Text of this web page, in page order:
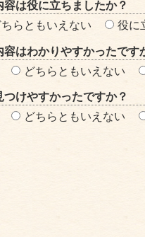
は役に立ちましたか？
ちらともいえない 役に
はわかりやすかったです
どちらともいえない
けやすかったですか？
どちらともいえない